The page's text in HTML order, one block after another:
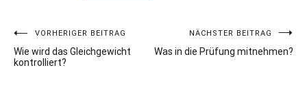
Beitragsnavigation
VORHERIGER BEITRAG
Wie wird das Gleichgewicht
kontrolliert?
NÄCHSTER BEITRAG
Was in die Prüfung mitnehmen?